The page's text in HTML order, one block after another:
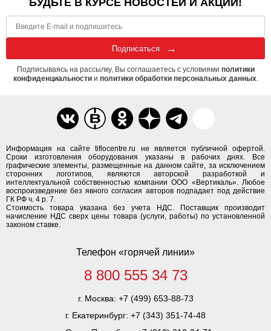
Информация на сайте tiflocentre.ru не является публичной офертой.
Сроки изготовления оборудования указаны в рабочих днях. Все
графические элементы, размещенные на данном сайте, за исключением
сторонних логотипов, являются авторской разработкой и
интеллектуальной собственностью компании ООО «Вертикаль». Любое
воспроизведение без явного согласия авторов подпадает под действие
ГК РФ ч. 4 р. 7.
Стоимость товара указана без учета НДС. Поставщик производит
начисление НДС сверх цены товара (услуги, работы) по установленной
законом ставке.
Телефон «горячей линии»
8 800 555 34 73
г. Москва: +7 (499) 653-88-73
г. Екатеринбург: +7 (343) 351-74-48
БУДЬТЕ В КУРСЕ НОВОСТЕЙ И АКЦИЙ!
Подписаться
Подписываясь на рассылку, Вы соглашаетесь с условиями политики
конфиденциальностии политики обработки персональных данных.